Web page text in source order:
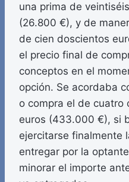
una prima de
(26.800 €), y de
de cien doscientos
el precio final de
conceptos en el
opción. Se acordaba
o compra el de cuatro
euros (433.000 €), si
ejercitarse finalmente
entregar por la
minorar el importe